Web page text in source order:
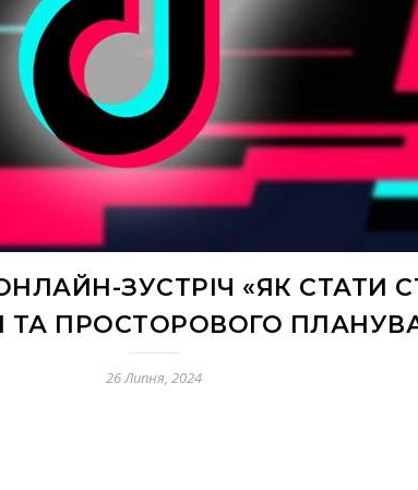
ЗУСТРІЧ «ЯК СТАТИ
ТА ПРОСТОРОВОГО
26 Липня, 2024